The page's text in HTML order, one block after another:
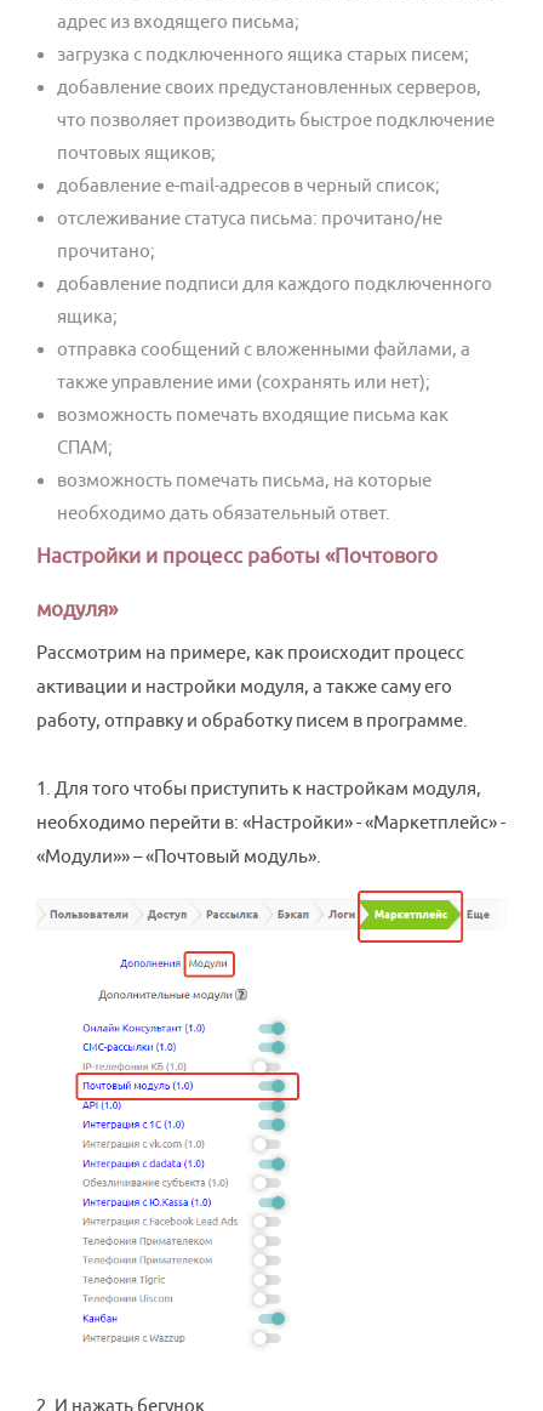
адрес из входящего письма;
загрузка с подключенного ящика старых писем;
добавление своих предустановленных серверов,
что позволяет производить быстрое подключение
почтовых ящиков;
добавление e-mail-адресов в черный список;
отслеживание статуса письма: прочитано/не
прочитано;
добавление подписи для каждого подключенного
ящика;
отправка сообщений с вложенными файлами, а
также управление ими (сохранять или нет);
возможность помечать входящие письма как
СПАМ;
возможность помечать письма, на которые
необходимо дать обязательный ответ.
Настройки и процесс работы «Почтового
модуля»
Рассмотрим на примере, как происходит процесс
активации и настройки модуля, а также саму его
работу, отправку и обработку писем в программе.
1. Для того чтобы приступить к настройкам модуля,
необходимо перейти в: «Настройки» - «Маркетплейс» -
«Модули»» – «Почтовый модуль».
2. И нажать бегунок.